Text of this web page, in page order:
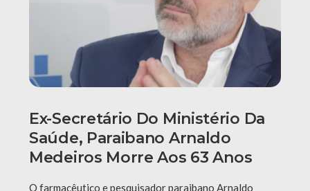
Ex-Secretário Do Ministério Da
Saúde, Paraibano Arnaldo
Medeiros Morre Aos 63 Anos
O farmacêutico e pesquisador paraibano Arnaldo